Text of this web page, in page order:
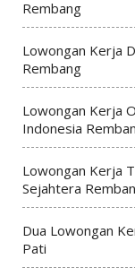
Rembang
Lowongan Kerja
Rembang
Lowongan Kerja
Indonesia
Lowongan Kerja
Sejahtera
Dua Lowongan
Pati